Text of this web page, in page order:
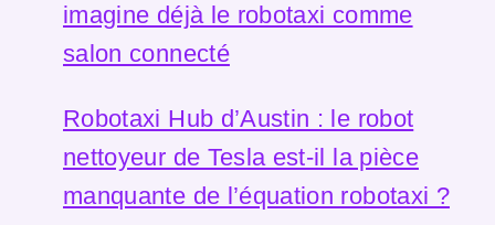
imagine déjà le robotaxi comme
salon connecté
Robotaxi Hub d’Austin : le robot
nettoyeur de Tesla est-il la pièce
manquante de l’équation robotaxi ?